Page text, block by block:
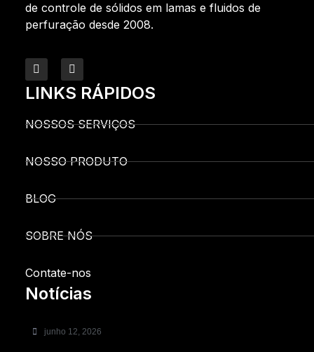
de controle de sólidos em lamas e fluidos de
perfuração desde 2008.
LINKS RÁPIDOS
NOSSOS SERVIÇOS
NOSSO PRODUTO
BLOG
SOBRE NÓS
Contate-nos
Notícias
junho 12, 2026